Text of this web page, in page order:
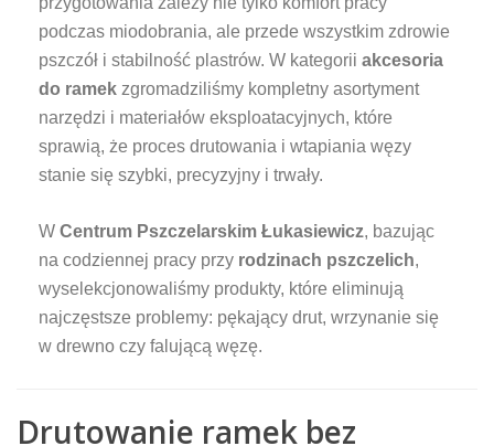
podczas miodobrania, ale przede wszystkim zdrowie
pszczół i stabilność plastrów. W kategorii akcesoria
do ramek zgromadziliśmy kompletny asortyment
narzędzi i materiałów eksploatacyjnych, które
sprawią, że proces drutowania i wtapiania węzy
stanie się szybki, precyzyjny i trwały.
W Centrum Pszczelarskim Łukasiewicz, bazując
na codziennej pracy przy rodzinach pszczelich,
wyselekcjonowaliśmy produkty, które eliminują
najczęstsze problemy: pękający drut, wrzynanie się
w drewno czy falującą węzę.
Drutowanie ramek bez